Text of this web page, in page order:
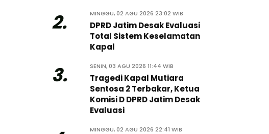
2. MINGGU, 02 AGU 2026 23:02 WIB
DPRD Jatim Desak Evaluasi
Total Sistem Keselamatan
Kapal
3. SENIN, 03 AGU 2026 11:44 WIB
Tragedi Kapal Mutiara
Sentosa 2 Terbakar, Ketua
Komisi D DPRD Jatim Desak
Evaluasi
MINGGU, 02 AGU 2026 22:41 WIB